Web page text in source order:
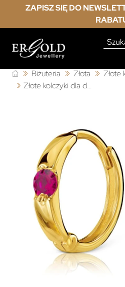
ZAPISZ SIĘ DO
Biżuteria Złota
Złote
Złote kolczyki dla dziewczynki 585 Komunia Chrzest Prezent